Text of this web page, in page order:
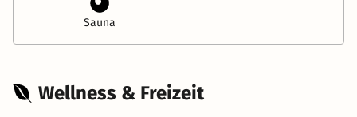
Sauna
Wellness & Freizeit